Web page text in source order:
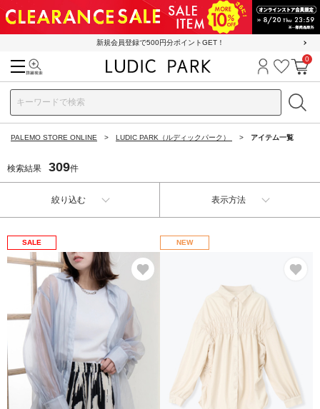
新規会員登録で500円分ポイントGET！
ログイン
お気に
カ
0
PALEMO STORE ONLINE LUDIC PARK（ルディックパーク） アイテム一覧
検索結果 309件
絞り込む 表示方法
SALE NEW